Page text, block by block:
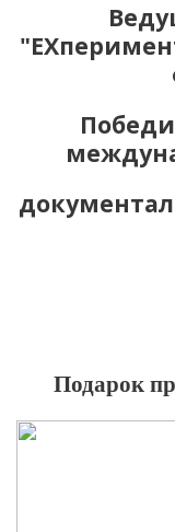
Подарок